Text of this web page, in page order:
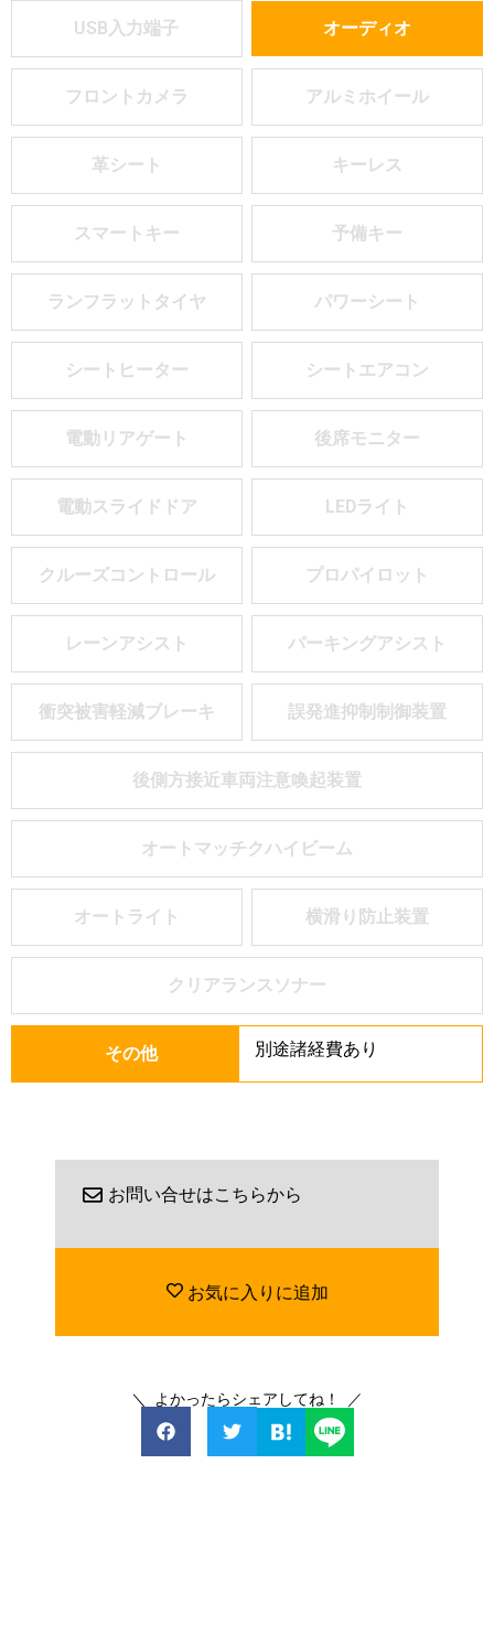
USB入力端子 オーディオ
フロントカメラ アルミホイール
革シート キーレス
スマートキー 予備キー
ランフラットタイヤ パワーシート
シートヒーター シートエアコン
電動リアゲート 後席モニター
電動スライドドア LEDライト
クルーズコントロール プロパイロット
レーンアシスト パーキングアシスト
衝突被害軽減ブレーキ 誤発進抑制制御装置
後側方接近車両注意喚起装置
オートマッチクハイビーム
オートライト 横滑り防止装置
クリアランスソナー
その他 別途諸経費あり
お問い合せはこちらから
お気に入りに追加
＼ よかったらシェアしてね！ ／